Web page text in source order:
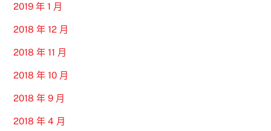
2019 年 1 月
2018 年 12 月
2018 年 11 月
2018 年 10 月
2018 年 9 月
2018 年 4 月